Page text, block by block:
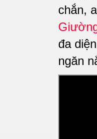
chắn,
đa
ngăn